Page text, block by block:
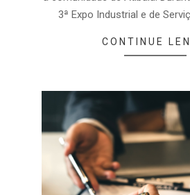
3ª Expo Industrial e de
CONTINUE